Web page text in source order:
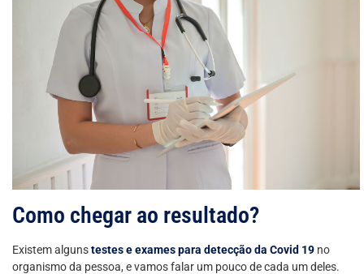
Como chegar ao resultado?
Existem algunstestes e exames para detecção da Covid 19 no
organismo da pessoa, e vamos falar um pouco de cada um deles.